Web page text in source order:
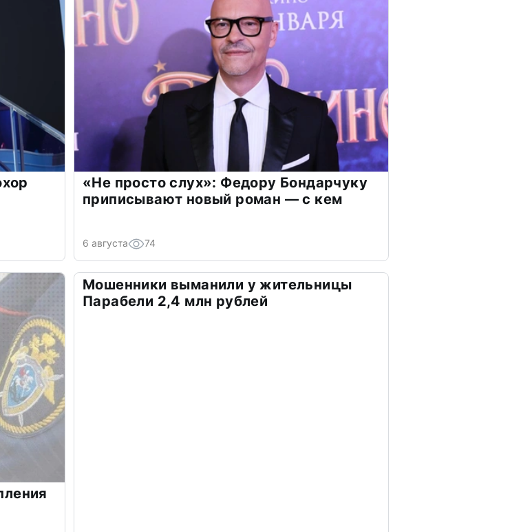
«Не просто слух»: Федору Бондарчуку
приписывают новый роман — с кем
6 августа 74
Мошенники выманили у жительницы
Парабели 2,4 млн рублей